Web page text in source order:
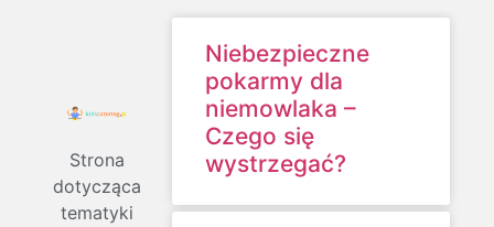
Strona
dotycząca
tematyki
Niebezpieczne
pokarmy dla
niemowlaka –
Czego się
wystrzegać?